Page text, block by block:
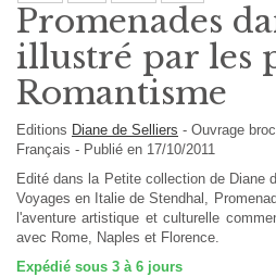
Promenades
illustré par les
Romantisme
Editions Diane de Selliers - Ouvrage
Français - Publié en 17/10/2011
Edité dans la Petite collection de Diane
Voyages en Italie de Stendhal,
l'aventure artistique et culturelle
avec Rome, Naples et Florence.
Expédié sous 3 à 6 jours